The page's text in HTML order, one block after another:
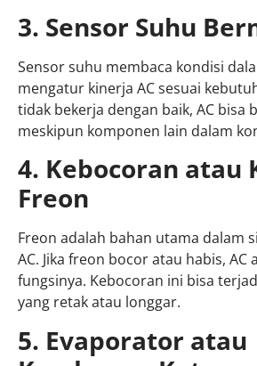
3. Sensor Suhu
Sensor suhu membaca kondisi
mengatur kinerja AC sesuai
tidak bekerja dengan baik, AC bisa
meskipun komponen lain dalam
4. Kebocoran atau
Freon
Freon adalah bahan utama dalam
AC. Jika freon bocor atau habis, AC
fungsinya. Kebocoran ini bisa
yang retak atau longgar.
5. Evaporator atau